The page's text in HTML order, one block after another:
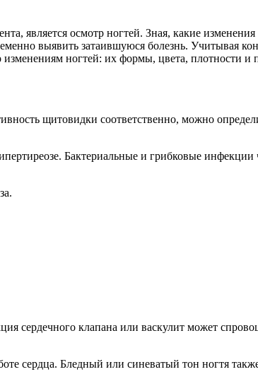
является осмотр ногтей. Зная, какие
выявить затаившуюся болезнь. Учитывая
ногтей: их формы, цвета, плотности и
щитовидки соответственно, можно
Бактериальные и грибковые
сердечного клапана или васкулит может
сердца. Бледный или синеватый тон ногтя